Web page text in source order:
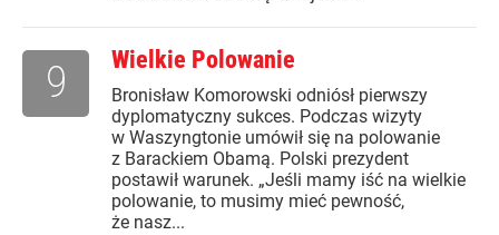
Wielkie Polowanie
Bronisław Komorowski odniósł pierwszy
dyplomatyczny sukces. Podczas wizyty
w Waszyngtonie umówił się na polowanie
z Barackiem Obamą. Polski prezydent
postawił warunek. „Jeśli mamy iść na wielkie
polowanie, to musimy mieć pewność,
że nasz...
9